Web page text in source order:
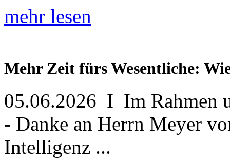
mehr lesen
Mehr Zeit fürs Wesentliche:
05.06.2026 I Im Rahmen
- Danke an Herrn Meyer
Intelligenz ...